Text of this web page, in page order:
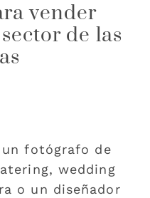
vender
de las
fotógrafo de
wedding
o un diseñador